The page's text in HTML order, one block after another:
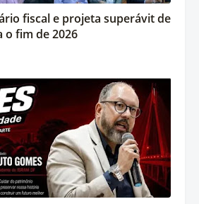
fiscal e projeta superávit de
o fim de 2026